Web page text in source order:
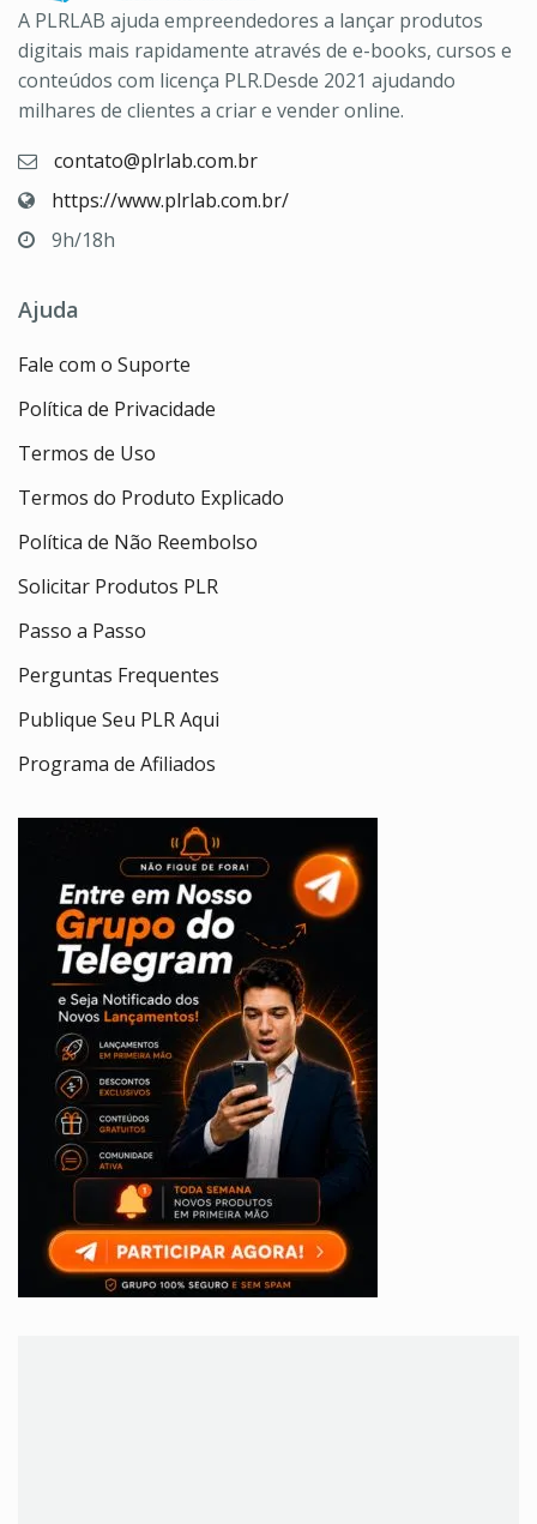
A PLRLAB ajuda empreendedores a lançar produtos
digitais mais rapidamente através de e-books, cursos e
conteúdos com licença PLR.Desde 2021 ajudando
milhares de clientes a criar e vender online.
contato@plrlab.com.br
https://www.plrlab.com.br/
9h/18h
Ajuda
Fale com o Suporte
Política de Privacidade
Termos de Uso
Termos do Produto Explicado
Política de Não Reembolso
Solicitar Produtos PLR
Passo a Passo
Perguntas Frequentes
Publique Seu PLR Aqui
Programa de Afiliados